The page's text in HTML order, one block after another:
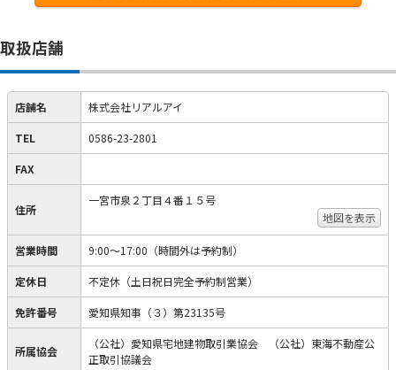
取扱店舗
店舗名 株式会社リアルアイ
TEL 0586-23-2801
FAX
住所
一宮市泉２丁目４番１５号
地図を表示
営業時間 9:00～17:00（時間外は予約制）
定休日 不定休（土日祝日完全予約制営業）
免許番号 愛知県知事（３）第23135号
所属協会
（公社）愛知県宅地建物取引業協会 （公社）東海不動産公
正取引協議会